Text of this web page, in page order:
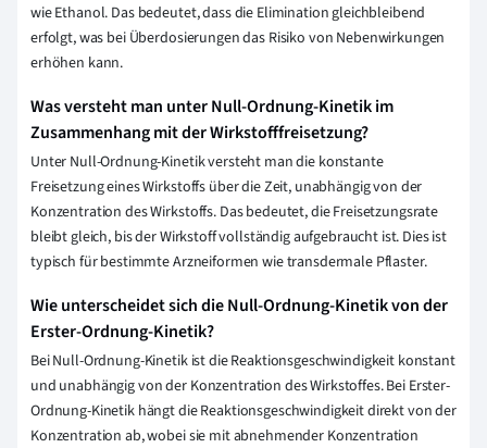
wie Ethanol. Das bedeutet, dass die Elimination gleichbleibend
erfolgt, was bei Überdosierungen das Risiko von Nebenwirkungen
erhöhen kann.
Was versteht man unter Null-Ordnung-Kinetik im
Zusammenhang mit der Wirkstofffreisetzung?
Unter Null-Ordnung-Kinetik versteht man die konstante
Freisetzung eines Wirkstoffs über die Zeit, unabhängig von der
Konzentration des Wirkstoffs. Das bedeutet, die Freisetzungsrate
bleibt gleich, bis der Wirkstoff vollständig aufgebraucht ist. Dies ist
typisch für bestimmte Arzneiformen wie transdermale Pflaster.
Wie unterscheidet sich die Null-Ordnung-Kinetik von der
Erster-Ordnung-Kinetik?
Bei Null-Ordnung-Kinetik ist die Reaktionsgeschwindigkeit konstant
und unabhängig von der Konzentration des Wirkstoffes. Bei Erster-
Ordnung-Kinetik hängt die Reaktionsgeschwindigkeit direkt von der
Konzentration ab, wobei sie mit abnehmender Konzentration